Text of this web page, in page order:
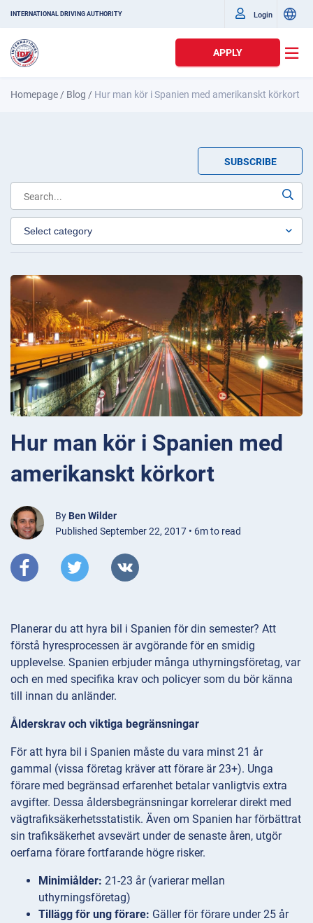
INTERNATIONAL DRIVING AUTHORITY Login
APPLY
Homepage / Blog / Hur man kör i Spanien med amerikanskt körkort
SUBSCRIBE
Hur man kör i Spanien med
amerikanskt körkort
By Ben Wilder
Published September 22, 2017 • 6m to read
Planerar du att hyra bil i Spanien för din semester? Att
förstå hyresprocessen är avgörande för en smidig
upplevelse. Spanien erbjuder många uthyrningsföretag, var
och en med specifika krav och policyer som du bör känna
till innan du anländer.
Ålderskrav och viktiga begränsningar
För att hyra bil i Spanien måste du vara minst 21 år
gammal (vissa företag kräver att förare är 23+). Unga
förare med begränsad erfarenhet betalar vanligtvis extra
avgifter. Dessa åldersbegränsningar korrelerar direkt med
vägtrafiksäkerhetsstatistik. Även om Spanien har förbättrat
sin trafiksäkerhet avsevärt under de senaste åren, utgör
oerfarna förare fortfarande högre risker.
Minimiålder: 21-23 år (varierar mellan
uthyrningsföretag)
Tillägg för ung förare: Gäller för förare under 25 år